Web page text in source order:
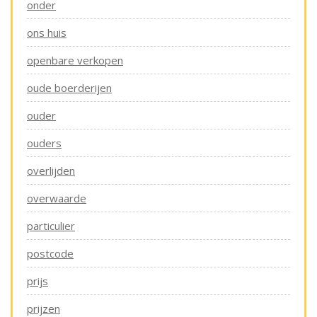
onder
ons huis
openbare verkopen
oude boerderijen
ouder
ouders
overlijden
overwaarde
particulier
postcode
prijs
prijzen